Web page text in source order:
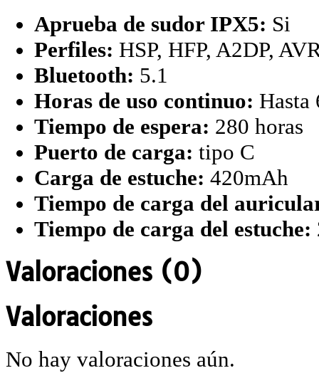
Aprueba de sudor IPX5: Si
Perfiles: HSP, HFP, A2DP,
Bluetooth: 5.1
Horas de uso continuo: Hasta
Tiempo de espera: 280 horas
Puerto de carga: tipo C
Carga de estuche: 420mAh
Tiempo de carga del
Tiempo de carga del estuche:
Valoraciones (0)
Valoraciones
No hay valoraciones aún.